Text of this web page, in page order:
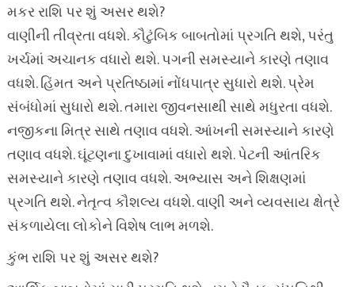
મકર રાશિ પર શું અસર થશે?
વાણીની તીવ્રતા વધશે. કૌટુંબિક બાબતોમાં પ્રગતિ થશે, પરંતુ
ખર્ચમાં અચાનક વધારો થશે. પગની સમસ્યાને કારણે તણાવ
વધશે. હિંમત અને પ્રતિષ્ઠામાં નોંધપાત્ર સુધારો થશે. પ્રેમ
સંબંધોમાં સુધારો થશે. તમારા જીવનસાથી સાથે મધુરતા વધશે.
નજીકના મિત્ર સાથે તણાવ વધશે. આંખની સમસ્યાને કારણે
તણાવ વધશે. ઘૂંટણના દુખાવામાં વધારો થશે. પેટની આંતરિક
સમસ્યાને કારણે તણાવ વધશે. અભ્યાસ અને શિક્ષણમાં
પ્રગતિ થશે. નેતૃત્વ કૌશલ્ય વધશે. વાણી અને વ્યવસાય ક્ષેત્રે
સંકળાયેલા લોકોને વિશેષ લાભ મળશે.
કુંભ રાશિ પર શું અસર થશે?